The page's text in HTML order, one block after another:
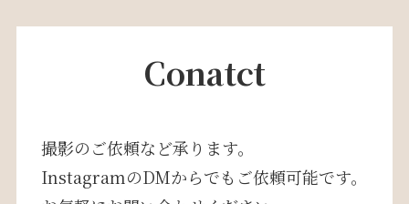
Conatct
撮影のご依頼など承ります。
InstagramのDMからでもご依頼可能です。